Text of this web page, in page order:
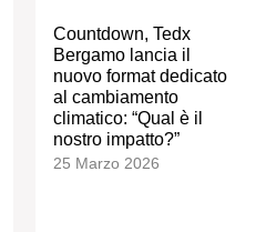
Countdown, Tedx
Bergamo lancia il
nuovo format dedicato
al cambiamento
climatico: “Qual è il
nostro impatto?”
25 Marzo 2026